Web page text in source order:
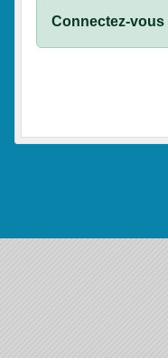
Connectez-vous